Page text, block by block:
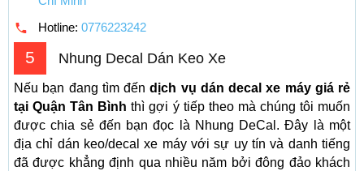
Hotline: 0776223242
5 Nhung Decal Dán Keo Xe
Nếu bạn đang tìm đếndịch vụ dán decal xe máy giá rẻ
tại Quận Tân Bình thì gợi ý tiếp theo mà chúng tôi muốn
được chia sẻ đến bạn đọc là Nhung DeCal. Đây là một
địa chỉ dán keo/decal xe máy với sự uy tín và danh tiếng
đã được khẳng định qua nhiều năm bởi đông đảo khách